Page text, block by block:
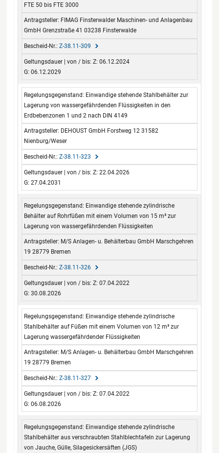
FTE 50 bis FTE 3000
FIMAG Finsterwalder Maschinen- und Anlagenbau
GmbH Grenzstraße 41 03238 Finsterwalde
Z-38.11-309
Z: 06.12.2024
G: 06.12.2029
Einwandige stehende Stahlbehälter zur
Lagerung von wassergefährdenden Flüssigkeiten in den
Erdbebenzonen 1 und 2 nach DIN 4149
DEHOUST GmbH Forstweg 12 31582
Nienburg/Weser
Z-38.11-323
Z: 22.04.2026
G: 27.04.2031
Einwandige stehende zylindrische
Behälter auf Rohrfüßen mit einem Volumen von 15 m³ zur
Lagerung von wassergefährdenden Flüssigkeiten
M/S Anlagen- u. Behälterbau GmbH Marschgehren
19 28779 Bremen
Z-38.11-326
Z: 07.04.2022
G: 30.08.2026
Einwandige stehende zylindrische
Stahlbehälter auf Füßen mit einem Volumen von 12 m³ zur
Lagerung wassergefährdender Flüssigkeiten
M/S Anlagen- u. Behälterbau GmbH Marschgehren
19 28779 Bremen
Z-38.11-327
Z: 07.04.2022
G: 06.08.2026
Einwandige stehende zylindrische
Stahlbehälter aus verschraubten Stahlblechtafeln zur Lagerung
von Jauche, Gülle, Silagesickersäften (JGS)